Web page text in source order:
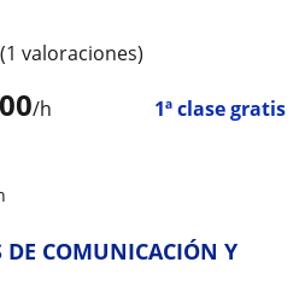
/h 1ª clase gratis
(1 valoraciones)
DE COMUNICACIÓN Y